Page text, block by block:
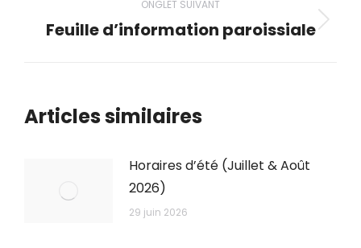
ONGLET SUIVANT
Onglet
Feuille d’information paroissiale
Articles similaires
Horaires d’été (Juillet & Août
2026)
29 juin 2026